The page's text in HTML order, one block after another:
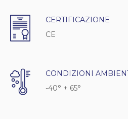
CERTIFICAZIONE
CE
CONDIZIONI
-40° + 65°